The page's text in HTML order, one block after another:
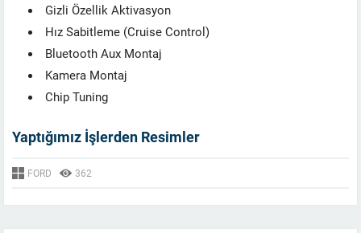
Gizli Özellik Aktivasyon
Hız Sabitleme (Cruise Control)
Bluetooth Aux Montaj
Kamera Montaj
Chip Tuning
Yaptığımız İşlerden Resimler
FORD 362